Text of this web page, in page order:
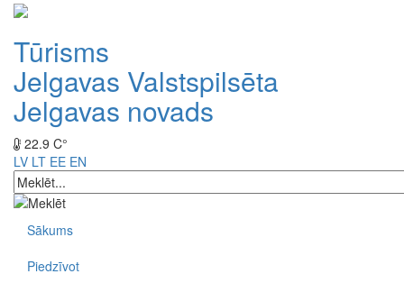
Tūrisms
Jelgavas Valstspilsēta
Jelgavas novads
22.9 C°
LV LT EE EN
Sākums
Piedzīvot